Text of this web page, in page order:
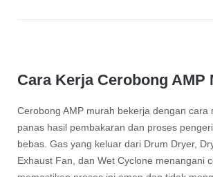
Cara Kerja Cerobong AMP
Cerobong AMP murah bekerja dengan cara
panas hasil pembakaran dan proses
bebas. Gas yang keluar dari Drum Dryer,
Exhaust Fan, dan Wet Cyclone menangani